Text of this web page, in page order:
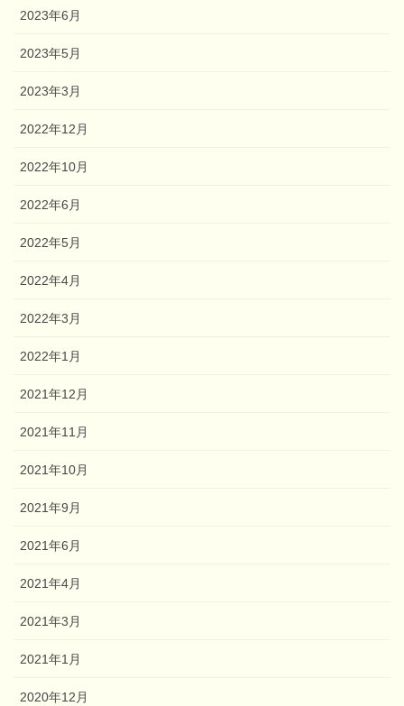
2023年6月
2023年5月
2023年3月
2022年12月
2022年10月
2022年6月
2022年5月
2022年4月
2022年3月
2022年1月
2021年12月
2021年11月
2021年10月
2021年9月
2021年6月
2021年4月
2021年3月
2021年1月
2020年12月